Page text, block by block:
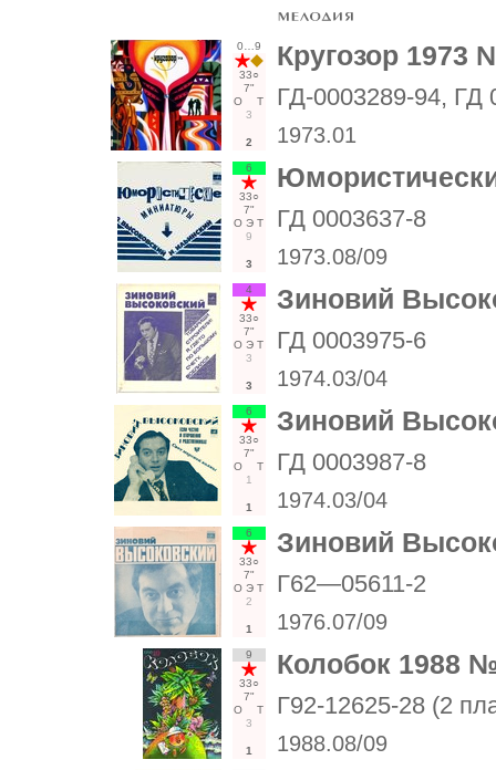
0…9
33○
7"
О
Т
3
2
Кругозор 1973
ГД-0003289-94, ГД
1973.01
6
33○
7"
О Э Т
9
3
ГД 0003637-8
1973.08/09
4
33○
7"
О Э Т
3
3
Зиновий
ГД 0003975-6
1974.03/04
6
33○
7"
О
Т
1
1
Зиновий
ГД 0003987-8
1974.03/04
6
33○
7"
О Э Т
2
1
Зиновий
Г62—05611-2
1976.07/09
9
33○
7"
О
Т
3
1
Колобок 1988
Г92-12625-28 (2
1988.08/09